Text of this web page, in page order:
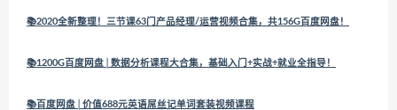
📚2020全新整理！三节课63门产品经理/运营视频合集，共156G百度网盘！
📚1200G百度网盘│数据分析课程大合集，基础入门+实战+就业全指导！
📚百度网盘│价值688元英语屌丝记单词套装视频课程